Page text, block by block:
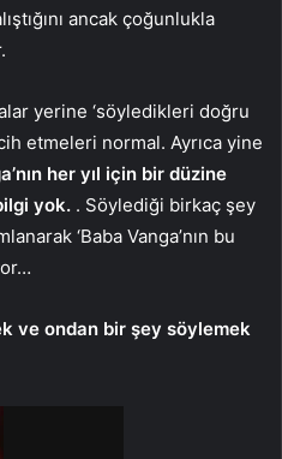
ancak çoğunlukla
yerine ‘söyledikleri doğru
etmeleri normal. Ayrıca yine
her yıl için bir düzine
yok. . Söylediği birkaç şey
‘Baba Vanga’nın bu
ve ondan bir şey söylemek